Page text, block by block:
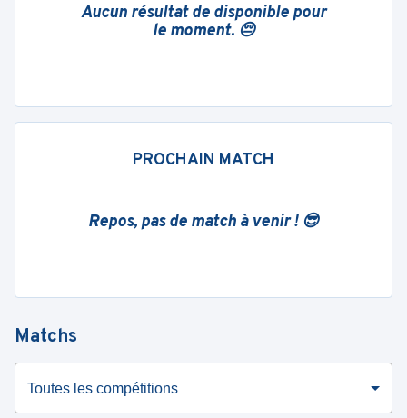
Aucun résultat de disponible pour
le moment. 😔
PROCHAIN MATCH
Repos, pas de match à venir ! 😎
Matchs
Toutes les compétitions